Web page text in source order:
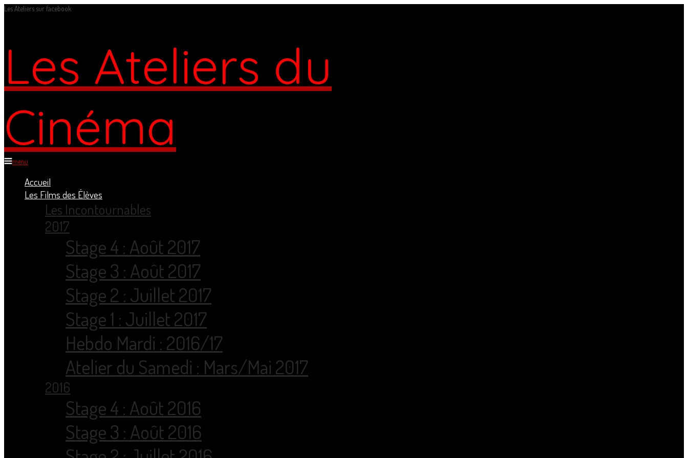
Les Ateliers sur facebook
Les Ateliers du
Cinéma
menu
Accueil
Les Films des Élèves
Les Incontournables
2017
Stage 4 : Août 2017
Stage 3 : Août 2017
Stage 2 : Juillet 2017
Stage 1 : Juillet 2017
Hebdo Mardi : 2016/17
Atelier du Samedi : Mars/Mai 2017
2016
Stage 4 : Août 2016
Stage 3 : Août 2016